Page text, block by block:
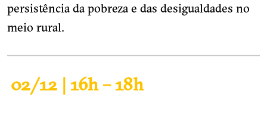
persistência da pobreza e das desigualdades no
meio rural.
02/12 | 16h – 18h